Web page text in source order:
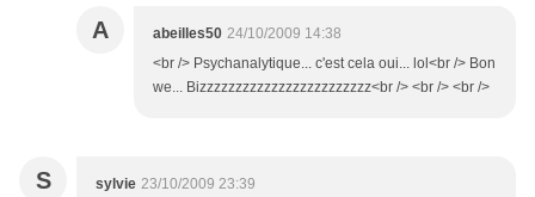
A abeilles50 24/10/2009 14:38
<br /> Psychanalytique... c'est cela oui... lol<br /> Bon
we... Bizzzzzzzzzzzzzzzzzzzzzzzz<br /> <br /> <br />
S sylvie 23/10/2009 23:39